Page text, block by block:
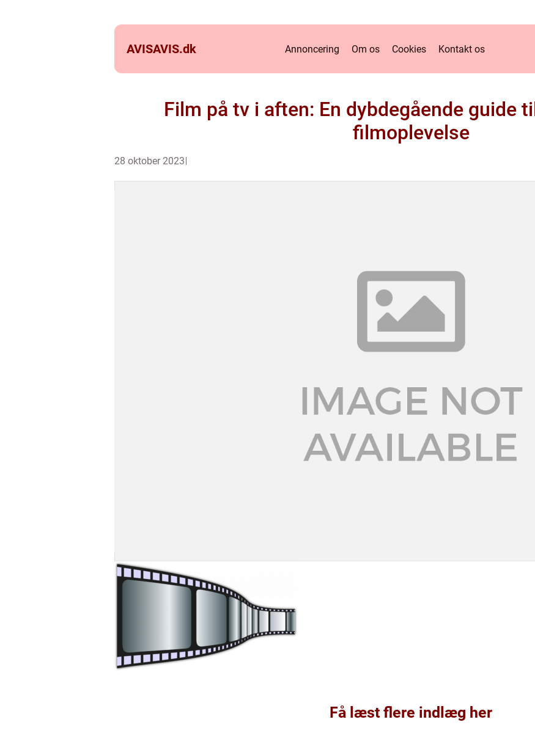
AVISAVIS.dk Annoncering Om os Cookies Kontakt os
Film på tv i aften: En dybdegående guide
filmoplevelse
28 oktober 2023
Få læst flere indlæg her